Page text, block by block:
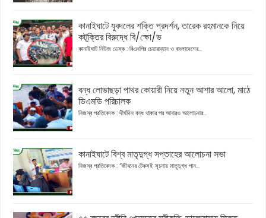
কানাইঘাটে যুবদলের শক্তি প্রদর্শন, তারেক রহমানকে নিয়ে
কটূক্তির বিরুদ্ধে বি/ক্ষো/ভ
কানাইঘাট নিউজ ডেস্ক : বিএনপির চেয়ারম্যান ও বাংলাদেশের...
বন্ধ লোভাছড়া পাথর কোয়ারী নিয়ে নতুন আশার আলো, মাঠে
ডিএমডি পরিচালক
নিজস্ব প্রতিবেদক : দীর্ঘদিন বন্ধ থাকার পর আবারও আলোচনার...
কানাইঘাটে বিশ্ব মাতৃদুগ্ধ সপ্তাহের আলোচনা সভা
নিজস্ব প্রতিবেদক : “জীবনের টেকসই সূচনায় মাতৃদুগ্ধ পান...